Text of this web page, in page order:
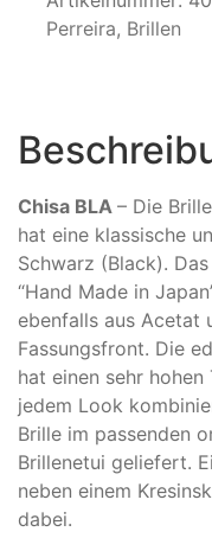
Perreira, Brillen
Chisa BLA – Die
hat eine klassische
Schwarz (Black).
“Hand Made in
ebenfalls aus Acetat
Fassungsfront. Die
hat einen sehr
jedem Look
Brille im passenden
Brillenetui geliefert.
neben einem
dabei.